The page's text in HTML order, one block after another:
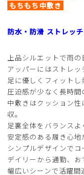
もちもち中敷き
防水・防滑 ストレッ
上品シルエットで雨の
アッパーにはストレ
足に優しくフィットし
圧迫感が少なく長時間
中敷きはクッション
収。
足裏全体をバランス
安定感のある履き心地
シンプルデザインでコ
デイリーから通勤、お
幅広いシーンで活躍間